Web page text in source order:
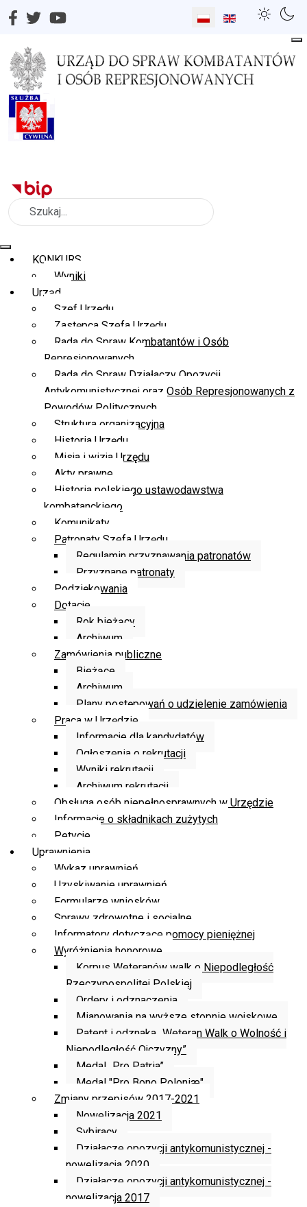
Wybierz swój język
Szukaj
KONKURS
Wyniki
Urząd
Szef Urzędu
Zastępca Szefa Urzędu
Rada do Spraw Kombatantów i Osób
Represjonowanych
Rada do Spraw Działaczy Opozycji
Antykomunistycznej oraz Osób Represjonowanych z
Powodów Politycznych
Struktura organizacyjna
Historia Urzędu
Misja i wizja Urzędu
Akty prawne
Historia polskiego ustawodawstwa
kombatanckiego
Komunikaty
Patronaty Szefa Urzędu
Regulamin przyznawania patronatów
Przyznane patronaty
Podziękowania
Dotacje
Rok bieżący
Archiwum
Zamówienia publiczne
Bieżące
Archiwum
Plany postępowań o udzielenie zamówienia
Praca w Urzędzie
Informacje dla kandydatów
Ogłoszenia o rekrutacji
Wyniki rekrutacji
Archiwum rekrutacji
Obsługa osób niepełnosprawnych w Urzędzie
Informacje o składnikach zużytych
Petycje
Uprawnienia
Wykaz uprawnień
Uzyskiwanie uprawnień
Formularze wniosków
Sprawy zdrowotne i socjalne
Informatory dotyczące pomocy pieniężnej
Wyróżnienia honorowe
Korpus Weteranów walk o Niepodległość
Rzeczypospolitej Polskiej
Ordery i odznaczenia
Mianowania na wyższe stopnie wojskowe
Patent i odznaka „Weteran Walk o Wolność i
Niepodległość Ojczyzny”
Medal „Pro Patria”
Medal "Pro Bono Poloniæ"
Zmiany przepisów 2017-2021
Nowelizacja 2021
Sybiracy
Działacze opozycji antykomunistycznej -
nowelizacja 2020
Działacze opozycji antykomunistycznej -
nowelizacja 2017